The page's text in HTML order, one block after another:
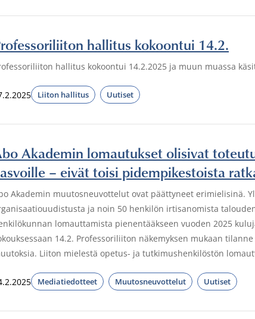
hallitus kokoontui 14.2.
hallitus kokoontui 14.2.2025 ja muun muassa
Liiton hallitus Uutiset
Akademin lomautukset olisivat
– eivät toisi pidempikestoista
Akademin muutosneuvottelut ovat päättyneet erimielisinä.
ja noin 50 henkilön irtisanomista
lomauttamista pienentääkseen vuoden 2025
14.2. Professoriliiton näkemyksen mukaan
Liiton mielestä opetus- ja tutkimushenkilöstön
Mediatiedotteet Muutosneuvottelut Uutiset